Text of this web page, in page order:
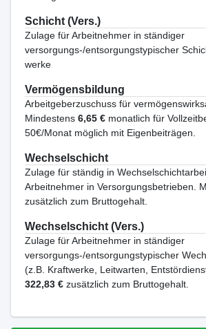
Schicht (Vers.)
Zulage für Arbeitnehmer in ständiger
versorgungs-/entsorgungstypischer
werke
Vermögensbildung
Arbeitgeberzuschuss für
Mindestens 6,65 €monatlich für
50€/Monat möglich mit Eigenbeiträgen.
Wechselschicht
Zulage für ständig in
Arbeitnehmer in Versorgungsbetrieben.
zusätzlich zum Bruttogehalt.
Wechselschicht (Vers.)
Zulage für Arbeitnehmer in ständiger
versorgungs-/entsorgungstypischer
(z.B. Kraftwerke, Leitwarten,
322,83 €zusätzlich zum Bruttogehalt.